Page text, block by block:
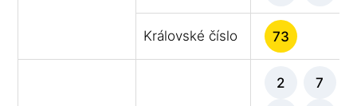
Královské číslo 73
2 7